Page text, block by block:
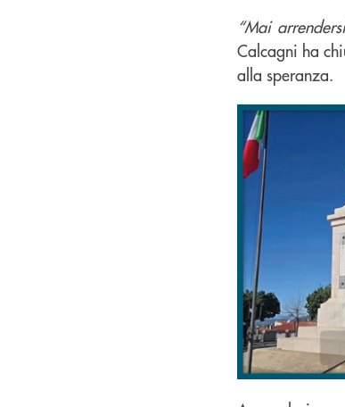
“Mai
Calcagni ha
alla speranza.